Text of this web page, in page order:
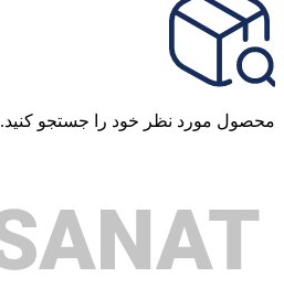
محصول مورد نظر خود را جستجو کنید.